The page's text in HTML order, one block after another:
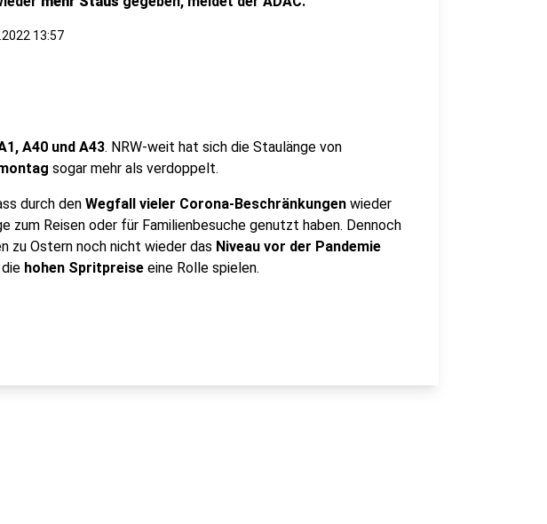
13:57
A40 und A43. NRW-weit hat sich die Staulänge von
sogar mehr als verdoppelt.
durch den Wegfall vieler Corona-Beschränkungen wieder
zum Reisen oder für Familienbesuche genutzt haben. Dennoch
zu Ostern noch nicht wieder das Niveau vor der Pandemie
hohen Spritpreise eine Rolle spielen.